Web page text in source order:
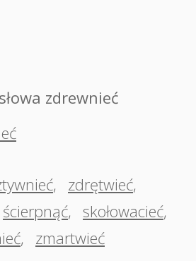
zdrewnieć
, zdrętwieć,
ścierpnąć, skołowacieć,
, zmartwieć